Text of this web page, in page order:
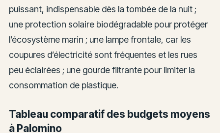
puissant, indispensable dès la tombée de la nuit ;
une protection solaire biodégradable pour protéger
l’écosystème marin ; une lampe frontale, car les
coupures d’électricité sont fréquentes et les rues
peu éclairées ; une gourde filtrante pour limiter la
consommation de plastique.
Tableau comparatif des budgets moyens
à Palomino